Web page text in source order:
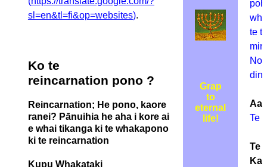
sl=en&tl=fi&op=websites).
Ko te
reincarnation pono ?
Reincarnation; He pono, kaore
ranei? Pānuihia he aha i kore ai
e whai tikanga ki te whakapono
ki te reincarnation
Kupu Whakataki
Grap
to
eternal
life!
te
Te
Te